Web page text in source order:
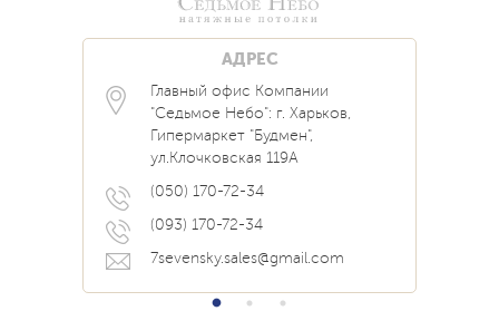
АДРЕС
Главный офис Компании
"Седьмое Небо": г. Харьков,
Гипермаркет "Будмен",
ул.Клочковская 119А
(050) 170-72-34
(093) 170-72-34
7sevensky.sales@gmail.com
Каталог
Услуги
Блог
Новости
Акции